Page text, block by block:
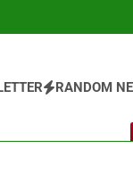
RANDOM